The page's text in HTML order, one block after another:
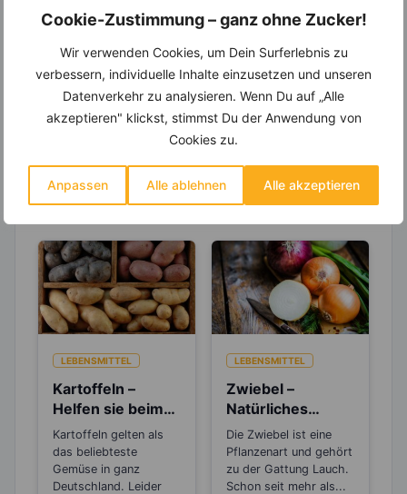
Cookie-Zustimmung – ganz ohne Zucker!
Wir verwenden Cookies, um Dein Surferlebnis zu
verbessern, individuelle Inhalte einzusetzen und unseren
Datenverkehr zu analysieren. Wenn Du auf „Alle
akzeptieren" klickst, stimmst Du der Anwendung von
Cookies zu.
Anpassen Alle ablehnen Alle akzeptieren
viele hilfreiche und zeitsparende Möglichkeiten,
um Deine Ernährung optimal zu gestalten.
Erfahre mehr über die Zutaten
dieses Rezepts
LEBENSMITTEL
Kartoffeln –
Helfen sie beim
Abnehmen oder
machen sie dick?
Kartoffeln gelten als
das beliebteste
Gemüse in ganz
Deutschland. Leider
LEBENSMITTEL
Zwiebel –
Natürliches
Antibiotikum und
„Wunder“-
Heilmittel
Die Zwiebel ist eine
Pflanzenart und gehört
zu der Gattung Lauch.
Schon seit mehr als...